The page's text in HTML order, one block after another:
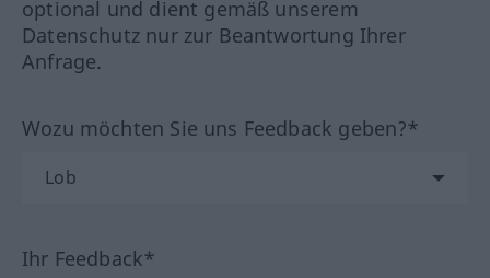
optional und dient gemäß unserem
Datenschutz nur zur Beantwortung Ihrer
Anfrage.
Wozu möchten Sie uns Feedback geben?*
Ihr Feedback*